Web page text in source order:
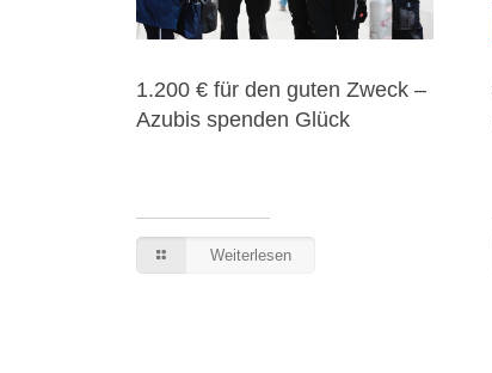
1.200 € für den guten Zweck –
Azubis spenden Glück
Weiterlesen